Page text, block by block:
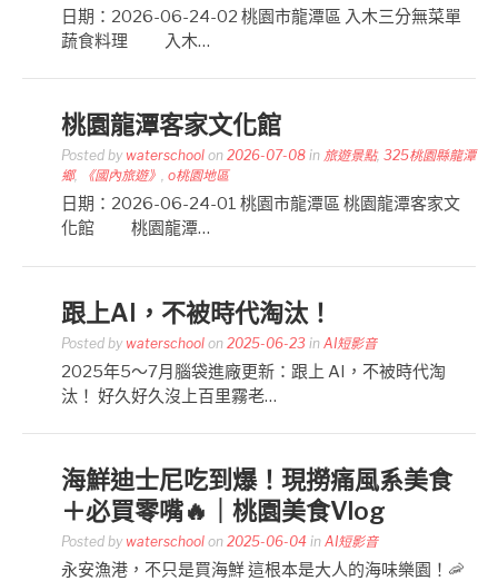
日期：2026-06-24-02 桃園市龍潭區 入木三分無菜單
蔬食料理 入木…
桃園龍潭客家文化館
Posted by waterschool on 2026-07-08 in 旅遊景點, 325桃園縣龍潭
鄉, 《國內旅遊》 , o桃園地區
日期：2026-06-24-01 桃園市龍潭區 桃園龍潭客家文
化館 桃園龍潭…
跟上AI，不被時代淘汰！
Posted by waterschool on 2025-06-23 in AI短影音
2025年5～7月腦袋進廠更新：跟上 AI，不被時代淘
汰！ 好久好久沒上百里霧老…
海鮮迪士尼吃到爆！現撈痛風系美食
＋必買零嘴🔥｜桃園美食Vlog
Posted by waterschool on 2025-06-04 in AI短影音
永安漁港，不只是買海鮮 這根本是大人的海味樂園！🦐